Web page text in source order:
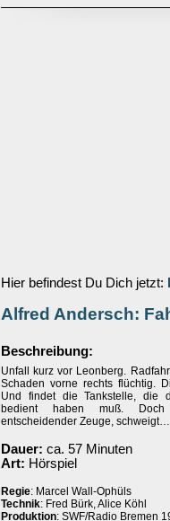
Hier befindest Du Dich jetzt:
Alfred Andersch:
Beschreibung:
Unfall kurz vor Leonberg.
Schaden vorne rechts flüchtig.
Und findet die Tankstelle, die
bedient haben muß.
entscheidender Zeuge, schweigt…
Dauer: ca. 57 Minuten
Art: Hörspiel
Regie: Marcel Wall-Ophüls
Technik: Fred Bürk, Alice Köhl
Produktion: SWF/Radio Bremen